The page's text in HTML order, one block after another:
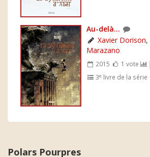
Au-delà...
Xavier Dorison,
Marazano
2015 1 vote
3e livre de la série
Polars Pourpres